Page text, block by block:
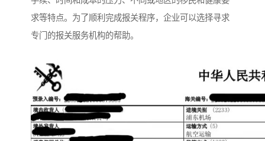
求等特点。为了顺利完成报关程序，企业可以选择寻求
专门的报关服务机构的帮助。